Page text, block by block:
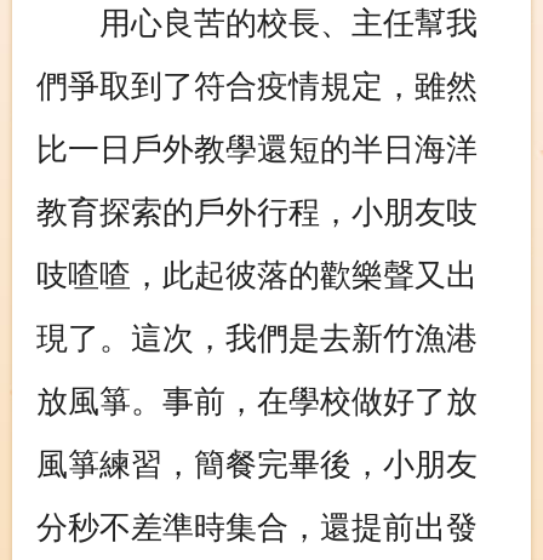
用心良苦的校長、主任幫我
們爭取到了符合疫情規定，雖然
比一日戶外教學還短的半日海洋
教育探索的戶外行程，小朋友吱
吱喳喳，此起彼落的歡樂聲又出
現了。這次，我們是去新竹漁港
放風箏。事前，在學校做好了放
風箏練習，簡餐完畢後，小朋友
分秒不差準時集合，還提前出發